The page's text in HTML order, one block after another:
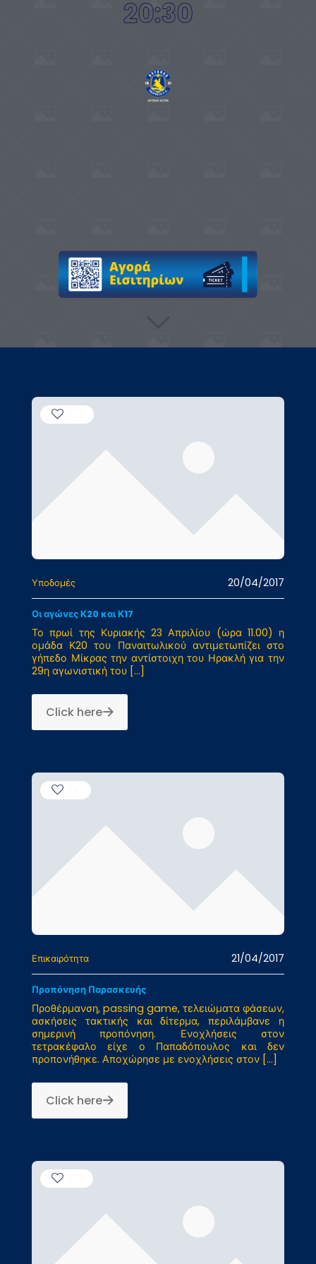
20:30
Υποδομές 20/04/2017
Οι αγώνες Κ20 και Κ17
Το πρωί της Κυριακής 23 Απριλίου (ώρα 11.00) η
ομάδα Κ20 του Παναιτωλικού αντιμετωπίζει στο
γήπεδο Μίκρας την αντίστοιχη του Ηρακλή για την
29η αγωνιστική του […]
Click here
Επικαιρότητα 21/04/2017
Προπόνηση Παρασκευής
Προθέρμανση, passing game, τελειώματα φάσεων,
ασκήσεις τακτικής και δίτερμα, περιλάμβανε η
σημερινή προπόνηση. Ενοχλήσεις στον
τετρακέφαλο είχε ο Παπαδόπουλος και δεν
προπονήθηκε. Αποχώρησε με ενοχλήσεις στον […]
Click here